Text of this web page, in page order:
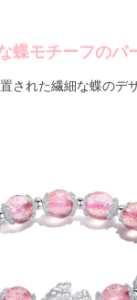
蝶モチーフのパ
された繊細な蝶のデ